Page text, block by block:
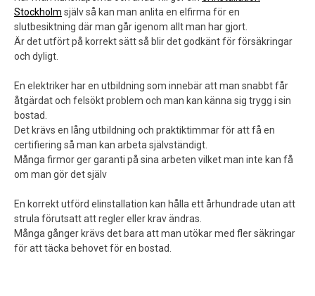
Stockholm själv så kan man anlita en elfirma för en
slutbesiktning där man går igenom allt man har gjort.
Är det utfört på korrekt sätt så blir det godkänt för försäkringar
och dyligt.
En elektriker har en utbildning som innebär att man snabbt får
åtgärdat och felsökt problem och man kan känna sig trygg i sin
bostad.
Det krävs en lång utbildning och praktiktimmar för att få en
certifiering så man kan arbeta självständigt.
Många firmor ger garanti på sina arbeten vilket man inte kan få
om man gör det själv
En korrekt utförd elinstallation kan hålla ett århundrade utan att
strula förutsatt att regler eller krav ändras.
Många gånger krävs det bara att man utökar med fler säkringar
för att täcka behovet för en bostad.